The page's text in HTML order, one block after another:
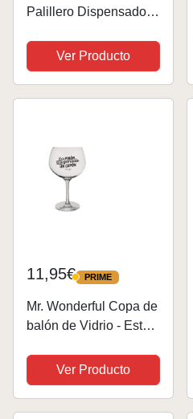
Palillero Dispensador
mágico Help
Ver Producto
11,95€ PRIME
PRIME
Mr. Wonderful Copa de
balón de Vidrio - Este
copón, Color Claro, 1
Unidad
Ver Producto